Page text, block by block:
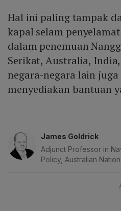
Hal ini paling tampak
kapal selam
dalam penemuan
Serikat, Australia,
negara-negara lain
menyediakan bantuan
James Goldrick
Adjunct Professor in
Policy, Australian